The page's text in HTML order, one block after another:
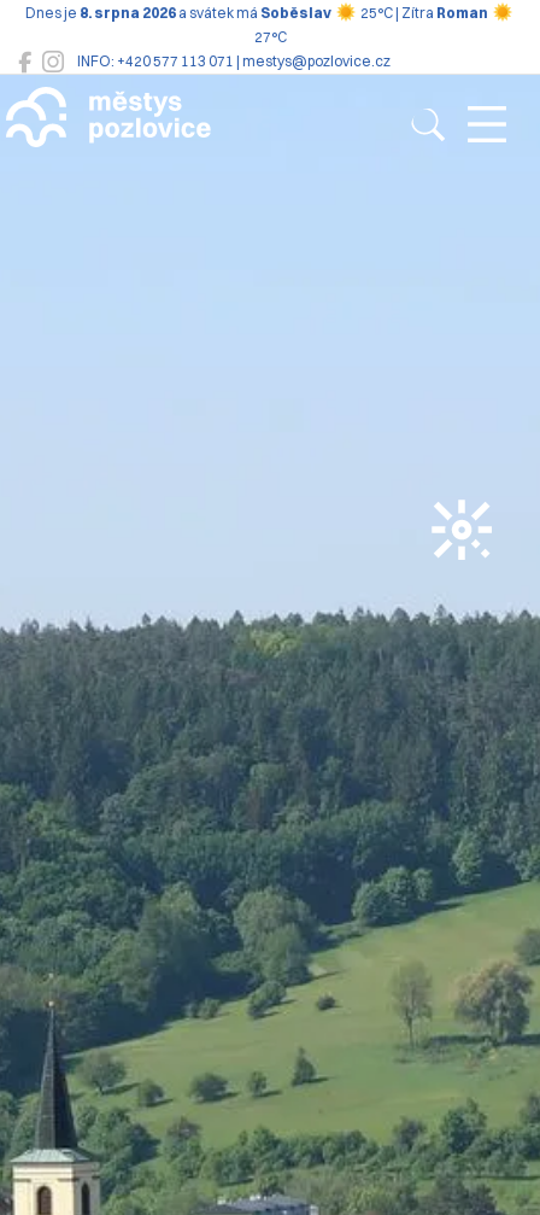
INFO: +420 577 113 071 | mestys@pozlovice.cz
Dnes je 8. srpna 2026 a svátek má Soběslav 25°C | Zítra Roman
27°C
Pozlovice